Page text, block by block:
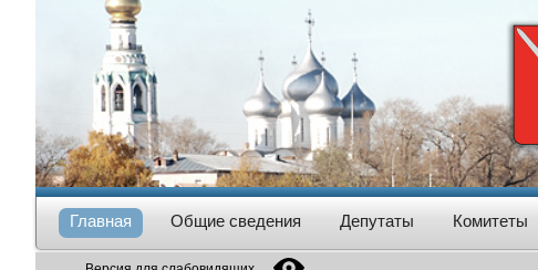
Главная Общие сведения Депутаты Комитеты